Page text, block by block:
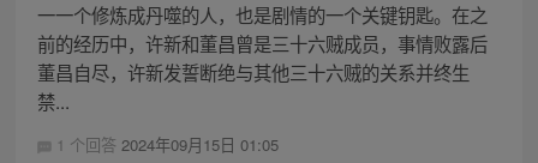
一一个修炼成丹噬的人，也是剧情的一个关键钥匙。在之
前的经历中，许新和董昌曾是三十六贼成员，事情败露后
董昌自尽，许新发誓断绝与其他三十六贼的关系并终生
禁...
1 个回答 2024年09月15日 01:05